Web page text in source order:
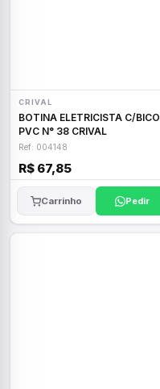
CRIVAL
BOTINA ELETRICISTA C/BICO
PVC N° 38 CRIVAL
Ref: 004148
R$ 67,85
Carrinho Pedir